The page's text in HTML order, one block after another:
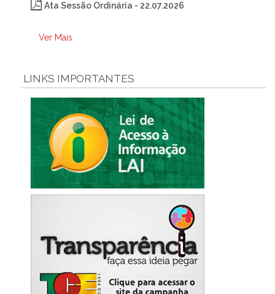
Ata Sessão Ordinária - 22.07.2026
Ver Mais
LINKS IMPORTANTES